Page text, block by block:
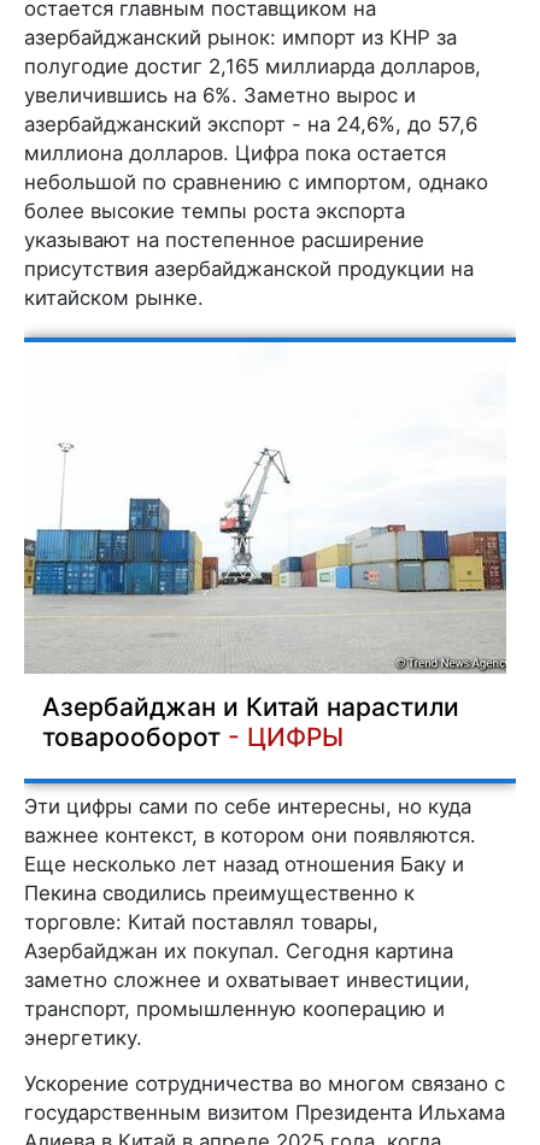
остается главным поставщиком на
азербайджанский рынок: импорт из КНР за
полугодие достиг 2,165 миллиарда долларов,
увеличившись на 6%. Заметно вырос и
азербайджанский экспорт - на 24,6%, до 57,6
миллиона долларов. Цифра пока остается
небольшой по сравнению с импортом, однако
более высокие темпы роста экспорта
указывают на постепенное расширение
присутствия азербайджанской продукции на
китайском рынке.
Азербайджан и Китай нарастили
товарооборот - ЦИФРЫ
Эти цифры сами по себе интересны, но куда
важнее контекст, в котором они появляются.
Еще несколько лет назад отношения Баку и
Пекина сводились преимущественно к
торговле: Китай поставлял товары,
Азербайджан их покупал. Сегодня картина
заметно сложнее и охватывает инвестиции,
транспорт, промышленную кооперацию и
энергетику.
Ускорение сотрудничества во многом связано с
государственным визитом Президента Ильхама